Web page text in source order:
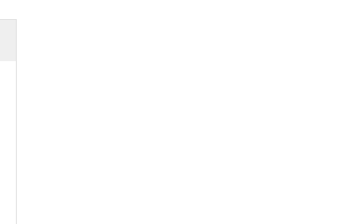
jederzeit für